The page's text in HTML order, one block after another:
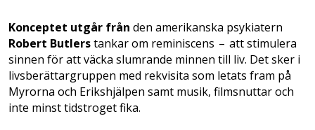
Konceptet utgår från den amerikanska psykiatern
Robert Butlerstankar om reminiscens – att stimulera
sinnen för att väcka slumrande minnen till liv. Det sker i
livs­berättargruppen med rekvisita som letats fram på
Myrorna och Erikshjälpen samt ­musik, filmsnuttar och
inte minst tids­­troget fika.